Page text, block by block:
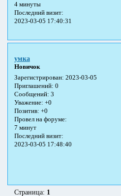
4 минуты
Последний визит:
2023-03-05 17:40:31
умка
Новичок
Зарегистрирован: 2023-03-05
Приглашений: 0
Сообщений: 3
Уважение: +0
Позитив: +0
Провел на форуме:
7 минут
Последний визит:
2023-03-05 17:48:40
Страница: 1